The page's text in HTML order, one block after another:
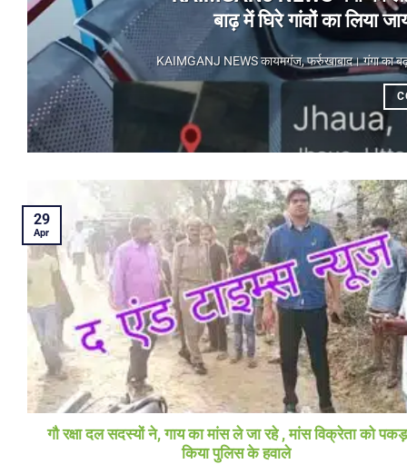
बाढ़ में घिरे गांवों का
KAIMGANJ NEWS कायमगंज, फर्रुखाबाद। गंगा का
गौ रक्षा दल सदस्यों ने, गाय का मांस ले जा रहे , मांस विक्रेता को
किया पुलिस के हवाले
29
Apr